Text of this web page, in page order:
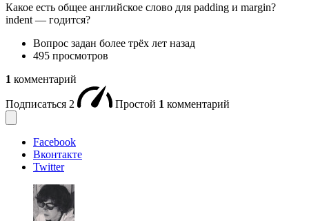
Какое есть общее английское слово для padding и margin?
indent — годится?
Вопрос задан более трёх лет назад
495 просмотров
1 комментарий
Подписаться 2 Простой 1 комментарий
Facebook
Вконтакте
Twitter